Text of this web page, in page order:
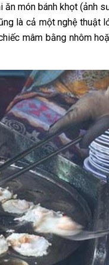
ăn món bánh khọt (ảnh
là cả một nghệ
mâm bằng nhôm